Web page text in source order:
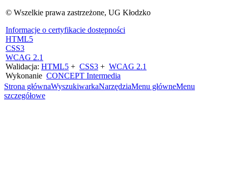
© Wszelkie prawa zastrzeżone, UG Kłodzko
Informacje o certyfikacie dostępności
HTML5
CSS3
WCAG 2.1
Walidacja: HTML5 + CSS3 + WCAG 2.1
Wykonanie CONCEPT Intermedia
Strona głównaWyszukiwarkaNarzędziaMenu główneMenu
szczegółowe